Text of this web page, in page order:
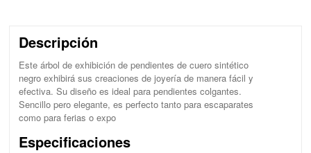
Descripción
Este árbol de exhibición de pendientes de cuero sintético
negro exhibirá sus creaciones de joyería de manera fácil y
efectiva. Su diseño es ideal para pendientes colgantes.
Sencillo pero elegante, es perfecto tanto para escaparates
como para ferias o expo
Especificaciones